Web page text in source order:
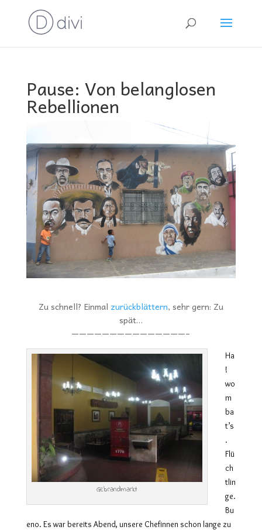
Pause: Von belanglosen
Rebellionen
Zu schnell? Einmal zurückblättern, sehr gern: Zu
spät…
———————————————–
Gebrandmarkt
Ha
!
wo
m
ba
t’s
.
Flü
ch
tlin
ge.
Bu
eno. Es war bereits Abend, unsere Chefinnen schon lange zu